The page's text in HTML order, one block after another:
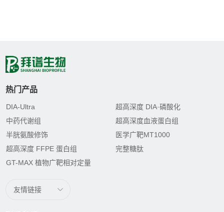
热门产品
DIA-Ultra
超高深度 DIA·磷酸化
中药代谢组
超高深度血液蛋白组
半胱氨酸修饰
医学广靶MT1000
超高深度 FFPE 蛋白组
完整糖肽
GT-MAX 植物广靶相对定量
友情链接